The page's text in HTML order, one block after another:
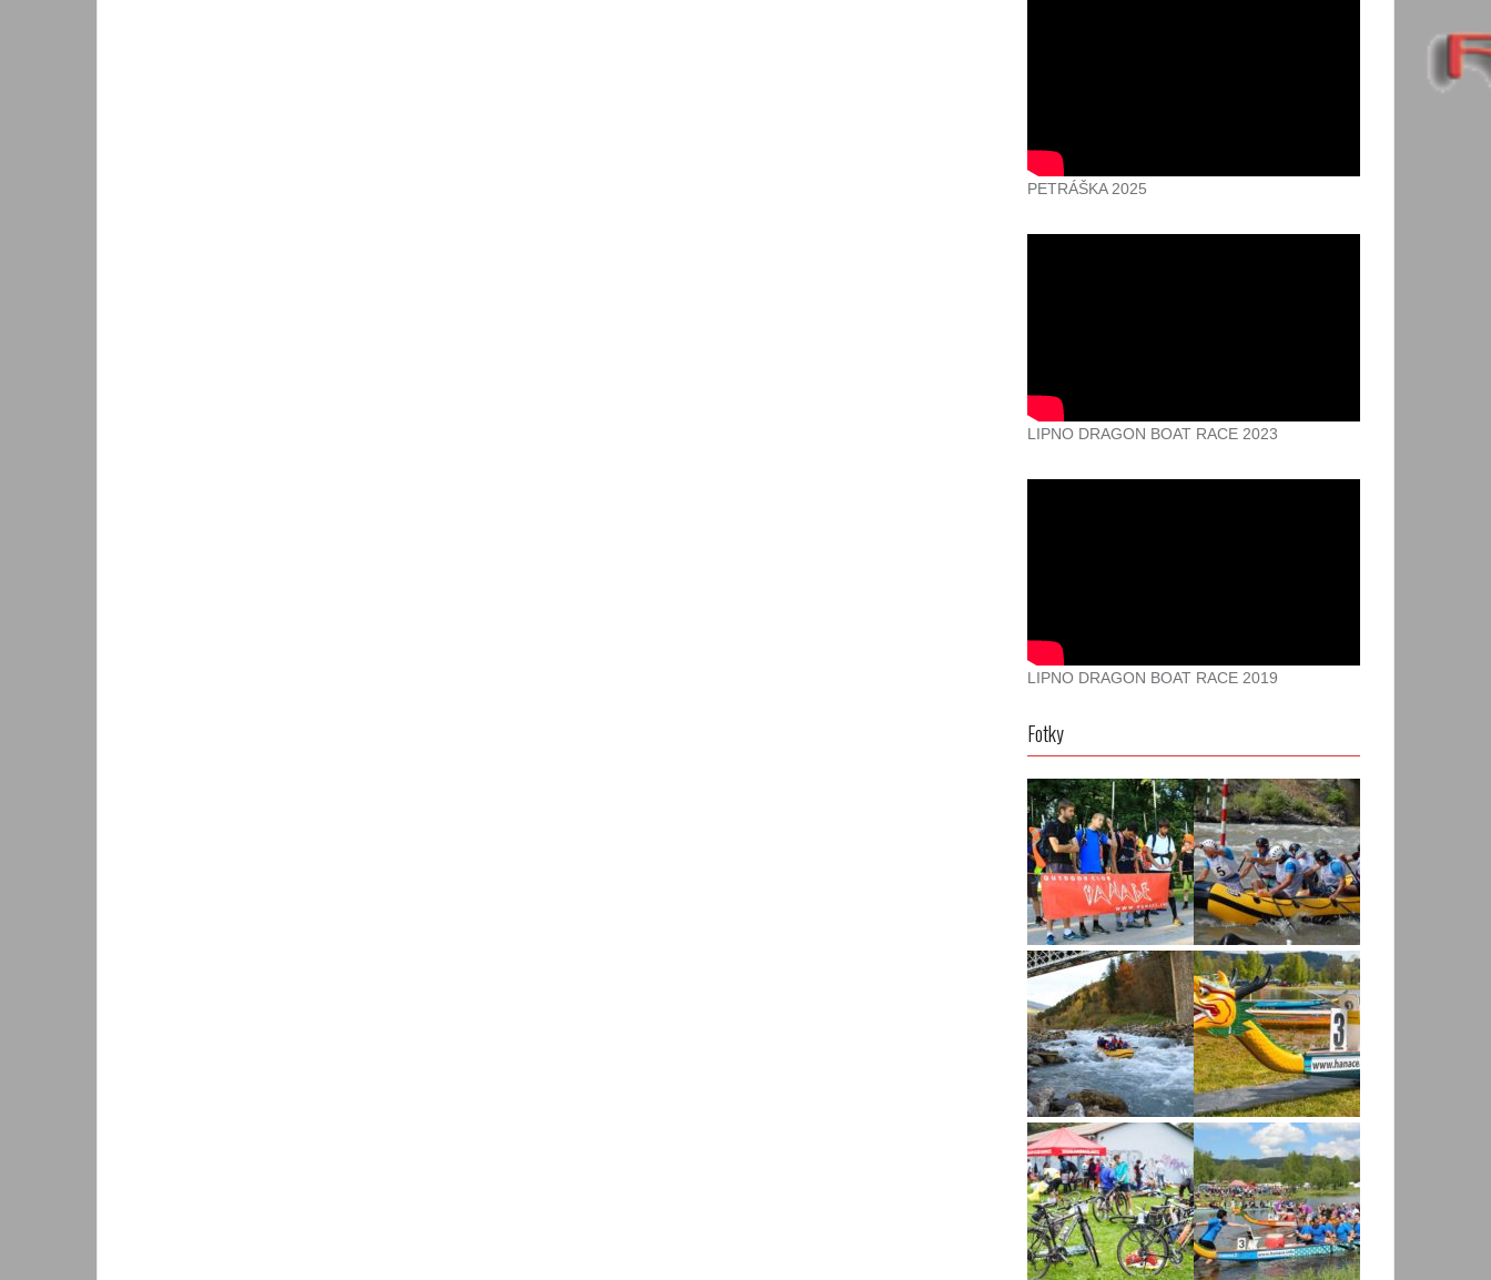
PETRÁŠKA 2025
LIPNO DRAGON BOAT RACE 2023
LIPNO DRAGON BOAT RACE 2019
Fotky